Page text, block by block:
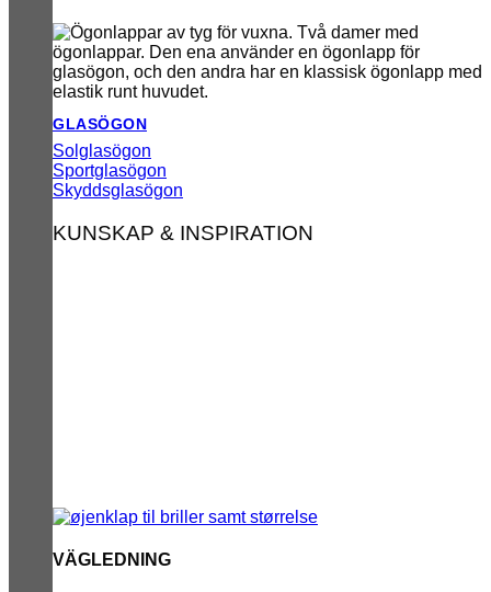
GLASÖGON
Solglasögon
Sportglasögon
Skyddsglasögon
KUNSKAP & INSPIRATION
VÄGLEDNING